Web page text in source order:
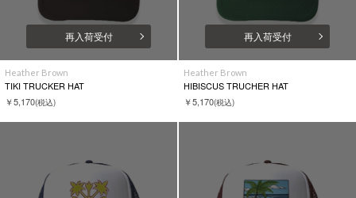
再入荷受付
Heather Brown
TIKI TRUCKER HAT
￥5,170(税込)
再入荷受付
Heather Brown
HIBISCUS TRUCHER HAT
￥5,170(税込)